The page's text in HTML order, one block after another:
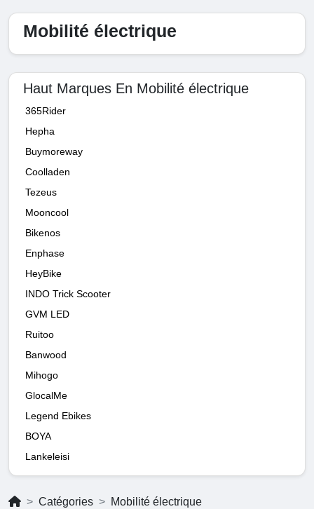
Mobilité électrique
Haut Marques En Mobilité électrique
365Rider
Hepha
Buymoreway
Coolladen
Tezeus
Mooncool
Bikenos
Enphase
HeyBike
INDO Trick Scooter
GVM LED
Ruitoo
Banwood
Mihogo
GlocalMe
Legend Ebikes
BOYA
Lankeleisi
Catégories Mobilité électrique